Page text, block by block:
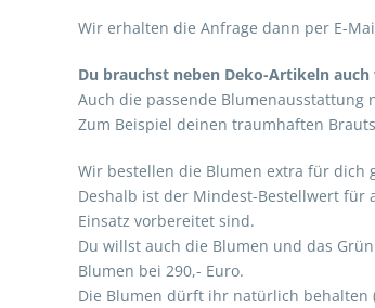
Wir erhalten die Anfrage dann per E-
Du brauchst neben Deko-Artikeln
Auch die passende
Zum Beispiel deinen traumhaften
Wir bestellen die Blumen extra für dich
Deshalb ist der Mindest-Bestellwert für
Einsatz vorbereitet sind.
Du willst auch die Blumen und das
Blumen bei 290,- Euro.
Die Blumen dürft ihr natürlich behalten